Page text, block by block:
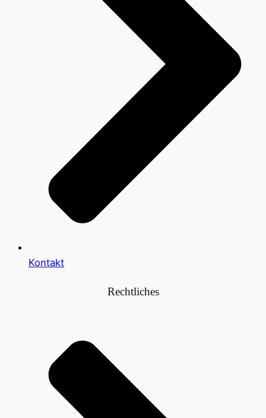
Kontakt
Rechtliches